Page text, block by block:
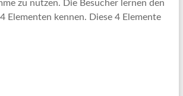
zu nutzen. Die Besucher lernen den
Elementen kennen. Diese 4 Elemente